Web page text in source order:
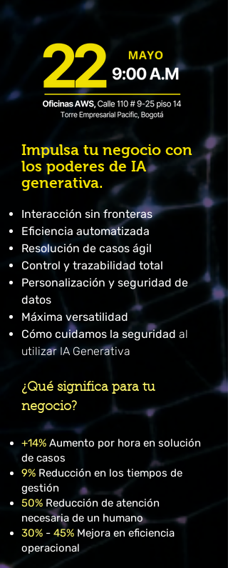
Impulsa tu negocio con
los poderes de IA
generativa.
Interacción sin fronteras
Eficiencia automatizada
Resolución de casos ágil
Control y trazabilidad total
Personalización y seguridad de
datos
Máxima versatilidad
Cómo cuidamos la seguridad al
utilizar IA Generativa
¿Qué significa para tu
negocio?
+14% Aumento por hora en solución
de casos
9% Reducción en los tiempos de
gestión
50% Reducción de atención
necesaria de un humano
30% - 45% Mejora en eficiencia
operacional